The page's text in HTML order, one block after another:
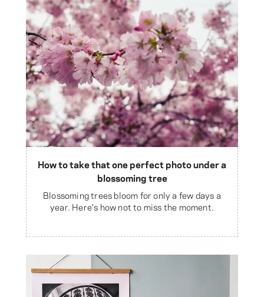
How to take that one perfect photo under a
blossoming tree
Blossoming trees bloom for only a few days a
year. Here's how not to miss the moment.